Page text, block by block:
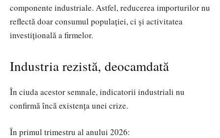
componente industriale. Astfel, reducerea importurilor nu
reflectă doar consumul populației, ci și activitatea
investițională a firmelor.
Industria rezistă, deocamdată
În ciuda acestor semnale, indicatorii industriali nu
confirmă încă existența unei crize.
În primul trimestru al anului 2026: